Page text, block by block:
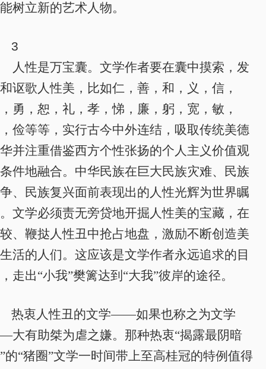
树立新的艺术人物。
3
人性是万宝囊。文学作者要在囊中摸索，发
讴歌人性美， 比如仁，善，和，义，信，
勇，恕，礼，孝，悌，廉，躬，宽，敏，
俭等等，实行古今中外连结，吸取传统美德
并注重借鉴西方个性张扬的个人主义价值观
件地融合。中华民族在巨大民族灾难、民族
、民族复兴面前表现出的人性光辉为世界瞩
文学必须责无旁贷地开掘人性美的宝藏，在
、鞭挞人性丑中抢占地盘，激励不断创造美
活的人们。这应该是文学作者永远追求的目
走出“小我”樊篱达到“大我”彼岸的途径。
热衷人性丑的文学——如果也称之为文学
有助桀为虐之嫌。那种热衷“揭露最阴暗
的“猪圈”文学一时间带上至高桂冠的特例值得